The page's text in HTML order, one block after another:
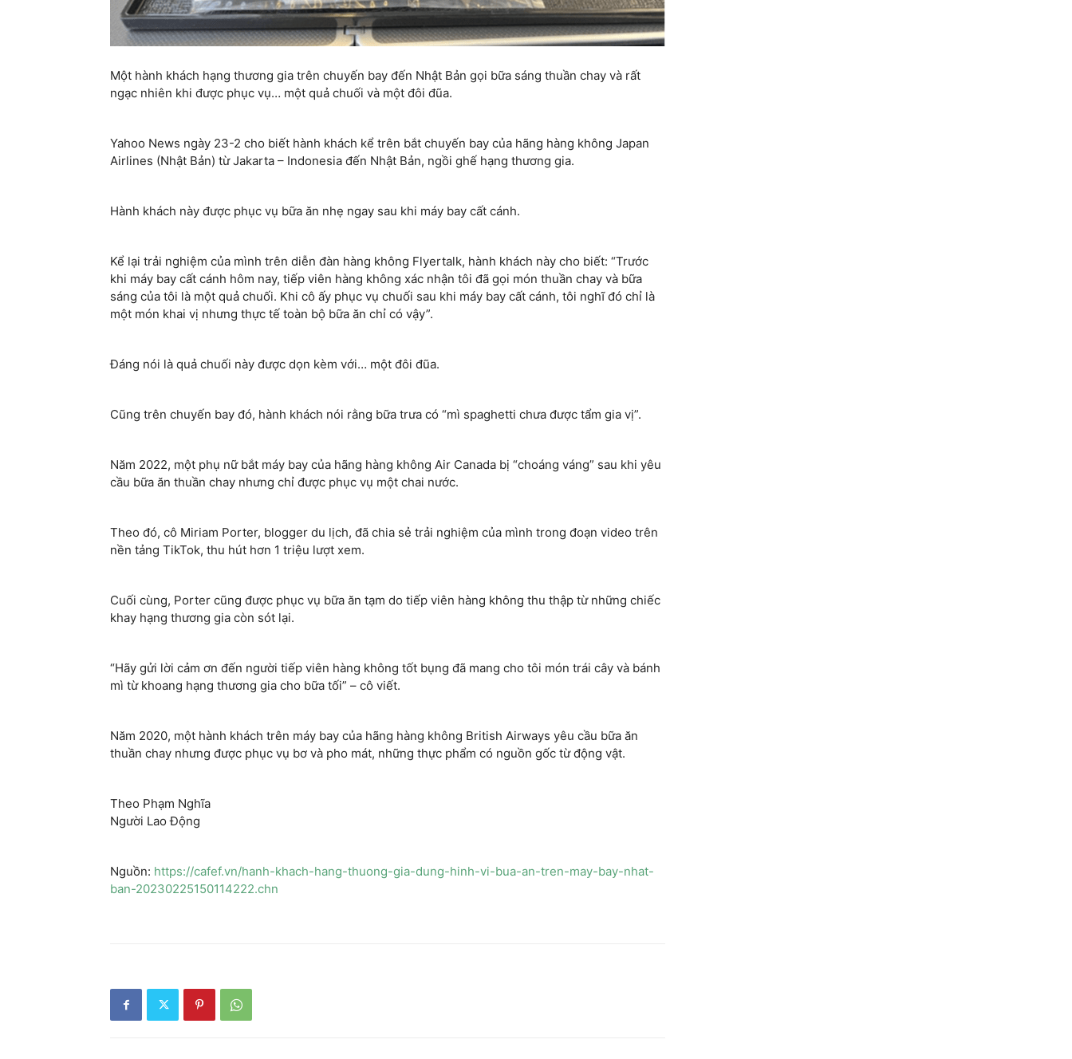
Một hành khách hạng thương gia trên chuyến bay đến Nhật Bản gọi bữa sáng thuần chay và rất
ngạc nhiên khi được phục vụ… một quả chuối và một đôi đũa.
Yahoo News ngày 23-2 cho biết hành khách kể trên bắt chuyến bay của hãng hàng không Japan
Airlines (Nhật Bản) từ Jakarta – Indonesia đến Nhật Bản, ngồi ghế hạng thương gia.
Hành khách này được phục vụ bữa ăn nhẹ ngay sau khi máy bay cất cánh.
Kể lại trải nghiệm của mình trên diễn đàn hàng không Flyertalk, hành khách này cho biết: “Trước
khi máy bay cất cánh hôm nay, tiếp viên hàng không xác nhận tôi đã gọi món thuần chay và bữa
sáng của tôi là một quả chuối. Khi cô ấy phục vụ chuối sau khi máy bay cất cánh, tôi nghĩ đó chỉ là
một món khai vị nhưng thực tế toàn bộ bữa ăn chỉ có vậy”.
Đáng nói là quả chuối này được dọn kèm với… một đôi đũa.
Cũng trên chuyến bay đó, hành khách nói rằng bữa trưa có “mì spaghetti chưa được tẩm gia vị”.
Năm 2022, một phụ nữ bắt máy bay của hãng hàng không Air Canada bị “choáng váng” sau khi yêu
cầu bữa ăn thuần chay nhưng chỉ được phục vụ một chai nước.
Theo đó, cô Miriam Porter, blogger du lịch, đã chia sẻ trải nghiệm của mình trong đoạn video trên
nền tảng TikTok, thu hút hơn 1 triệu lượt xem.
Cuối cùng, Porter cũng được phục vụ bữa ăn tạm do tiếp viên hàng không thu thập từ những chiếc
khay hạng thương gia còn sót lại.
“Hãy gửi lời cảm ơn đến người tiếp viên hàng không tốt bụng đã mang cho tôi món trái cây và bánh
mì từ khoang hạng thương gia cho bữa tối” – cô viết.
Năm 2020, một hành khách trên máy bay của hãng hàng không British Airways yêu cầu bữa ăn
thuần chay nhưng được phục vụ bơ và pho mát, những thực phẩm có nguồn gốc từ động vật.
Theo Phạm Nghĩa
Người Lao Động
Nguồn: https://cafef.vn/hanh-khach-hang-thuong-gia-dung-hinh-vi-bua-an-tren-may-bay-nhat-
ban-20230225150114222.chn